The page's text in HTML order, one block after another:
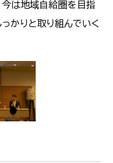
今は地域自給圏を目指
かりと取り組んでいく